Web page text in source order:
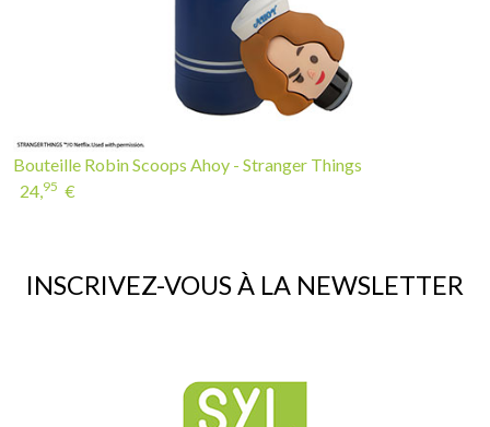
Bouteille Robin Scoops Ahoy - Stranger Things
24,95 €
INSCRIVEZ-VOUS À LA NEWSLETTER